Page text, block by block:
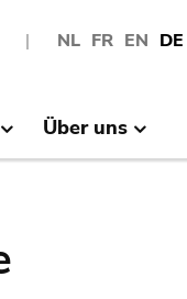
NL FR EN DE
Über uns